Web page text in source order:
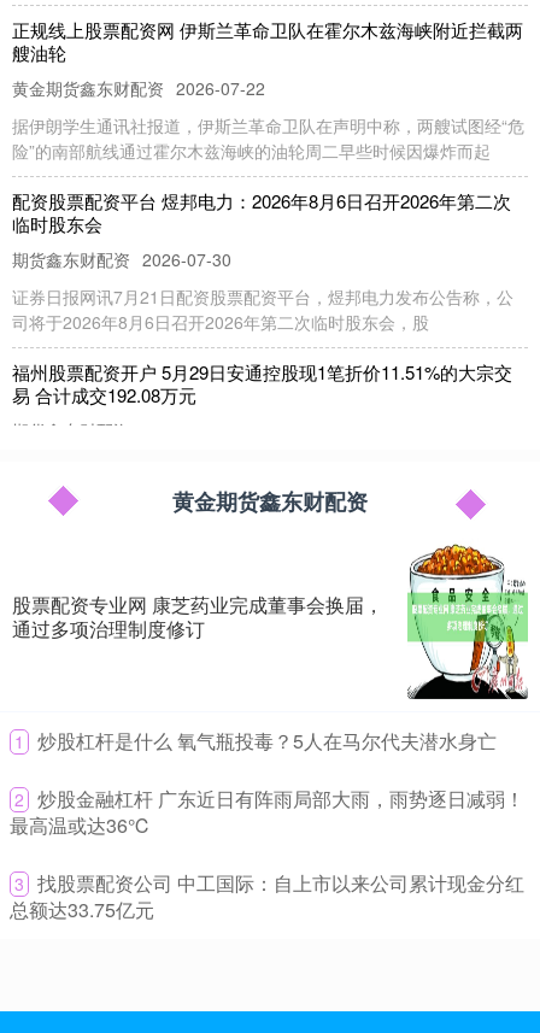
正规线上股票配资网 伊斯兰革命卫队在霍尔木兹海峡附近拦截两
艘油轮
黄金期货鑫东财配资 2026-07-22
据伊朗学生通讯社报道，伊斯兰革命卫队在声明中称，两艘试图经“危
险”的南部航线通过霍尔木兹海峡的油轮周二早些时候因爆炸而起
配资股票配资平台 煜邦电力：2026年8月6日召开2026年第二次
临时股东会
期货鑫东财配资 2026-07-30
证券日报网讯7月21日配资股票配资平台，煜邦电力发布公告称，公
司将于2026年8月6日召开2026年第二次临时股东会，股
福州股票配资开户 5月29日安通控股现1笔折价11.51%的大宗交
易 合计成交192.08万元
期货鑫东财配资
宗交易成交价格2.46元，相对当日收盘价折价11.51%
炒股怎样融资 宋城演艺：IP衍生品的开发是项长期工程
证券之星消息，宋城演艺(300144)05月29日在投资者关系平台上答复
投资者关心的问题。 投资者提问：公司的老景区营收
期货鑫东财配资
2026-05-28
并发布了研究报告《公司动态研究报告：医疗智能化进程持续推
关于股票配资的知识 千年古刹边的硝烟：泰柬领土争端再升级，
创业板鑫东财配资
2026-06-12
怎么做好配资 2026北京车展：限时补贴价6.58万元起 新款MG4
黄金期货鑫东财配资
股票配资专业网 康芝药业完成董事会换届，
通过多项治理制度修订
1 ​炒股杠杆是什么 氧气瓶投毒？5人在马尔代夫潜水身亡
2 ​炒股金融杠杆 广东近日有阵雨局部大雨，雨势逐日减弱！
最高温或达36℃
3 ​找股票配资公司 中工国际：自上市以来公司累计现金分红
总额达33.75亿元